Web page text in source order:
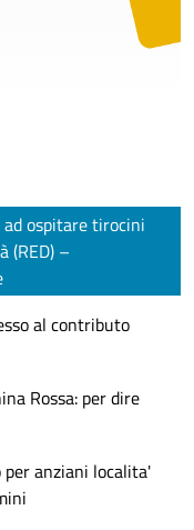
ospitare tirocini
(RED) –
al contributo
Rossa: per dire
anziani localita'